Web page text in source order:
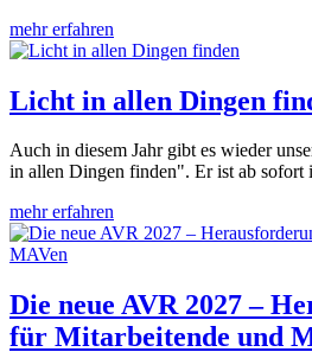
mehr erfahren
Licht in allen Dingen
Auch in diesem Jahr gibt es wieder
in allen Dingen finden". Er ist ab sofort
mehr erfahren
Die neue AVR 2027 –
für Mitarbeitende und